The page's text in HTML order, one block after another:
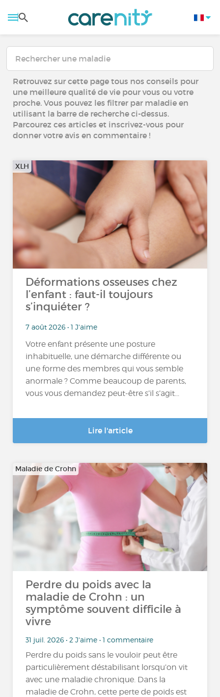
Retrouvez sur cette page tous nos conseils pour
une meilleure qualité de vie pour vous ou votre
proche. Vous pouvez les filtrer par maladie en
utilisant la barre de recherche ci-dessus.
Parcourez ces articles et inscrivez-vous pour
donner votre avis en commentaire !
XLH
Déformations osseuses chez
l’enfant : faut-il toujours
s’inquiéter ?
7 août 2026 • 1 J'aime
Votre enfant présente une posture
inhabituelle, une démarche différente ou
une forme des membres qui vous semble
anormale ? Comme beaucoup de parents,
vous vous demandez peut-être s’il s’agit...
Lire l'article
Maladie de Crohn
Perdre du poids avec la
maladie de Crohn : un
symptôme souvent difficile à
vivre
31 juil. 2026 • 2 J'aime • 1 commentaire
Perdre du poids sans le vouloir peut être
particulièrement déstabilisant lorsqu’on vit
avec une maladie chronique. Dans la
maladie de Crohn, cette perte de poids est